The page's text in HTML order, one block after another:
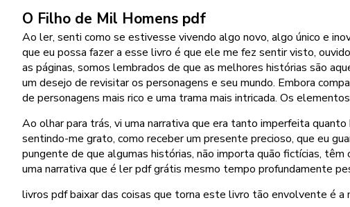
O Filho de Mil Homens pdf
Ao ler, senti como se estivesse vivendo algo novo, algo único e
que eu possa fazer a esse livro é que ele me fez sentir visto,
as páginas, somos lembrados de que as melhores histórias são
um desejo de revisitar os personagens e seu mundo. Embora
de personagens mais rico e uma trama mais intricada. Os
Ao olhar para trás, vi uma narrativa que era tanto imperfeita
sentindo-me grato, como receber um presente precioso, que eu
pungente de que algumas histórias, não importa quão fictícias,
uma narrativa que é ler pdf grátis mesmo tempo profundamente
livros pdf baixar das coisas que torna este livro tão envolvente é a